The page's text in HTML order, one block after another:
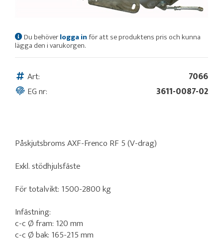
Du behöverlogga inför att se produktens pris och kunna
lägga den i varukorgen.
Art:
7066
EG nr:
3611-0087-02
Påskjutsbroms AXF-Frenco RF 5 (V-drag)
Exkl. stödhjulsfäste
För totalvikt: 1500-2800 kg
Infästning:
c-c Ø fram: 120 mm
c-c Ø bak: 165-215 mm